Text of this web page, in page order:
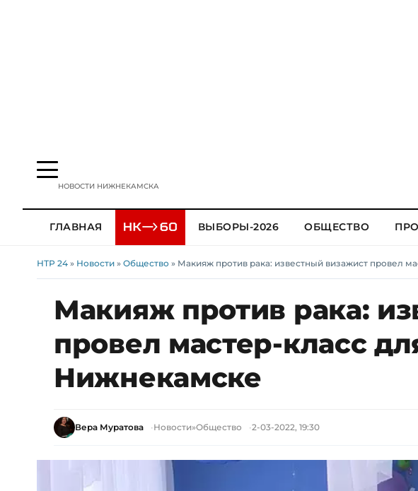
НОВОСТИ НИЖНЕКАМСКА
ГЛАВНАЯ ВЫБОРЫ-2026 ОБЩЕСТВО
НТР 24 » Новости » Общество » Макияж против рака: известный визажист провел
Макияж против рака:
провел мастер-класс
Нижнекамске
Вера Муратова Новости»Общество 2-03-2022, 19:30